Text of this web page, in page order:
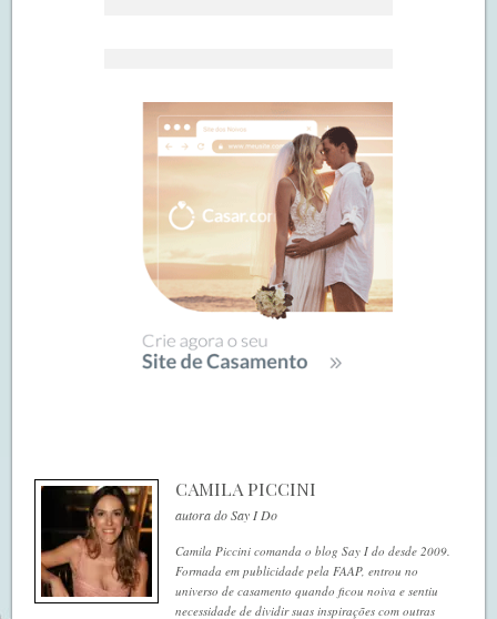
CAMILA PICCINI
autora do Say I Do
Camila Piccini comanda o blog Say I do desde 2009.
Formada em publicidade pela FAAP, entrou no
universo de casamento quando ficou noiva e sentiu
necessidade de dividir suas inspirações com outras